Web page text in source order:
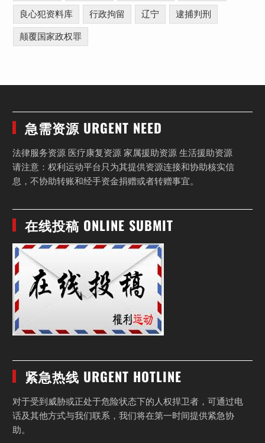
良心犯资料库 行政拘留 辽宁 逮捕判刑
颠覆国家政权罪
急需资源 URGENT NEED
法律服务资源 医疗康复资源 家属援助资源 生活援助资源
请注意：权利运动平台只为其提供资源连接和协助核实信
息，不协助转账和经手资金捐赠或者转赠事宜。
在线投稿 ONLINE SUBMIT
紧急热线 URGENT HOTLINE
对于受到威胁或正处于危险状态下的人权捍卫者，可通过电
话及其他方式与我们联系，我们将在第一时间提供紧急协
助。